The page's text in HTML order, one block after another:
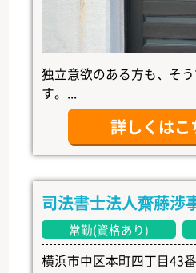
独立意欲のある方も、そ
す。...
詳しくはこ
司法書士法人齋藤渉
常勤(資格あり)
横浜市中区本町四丁目43